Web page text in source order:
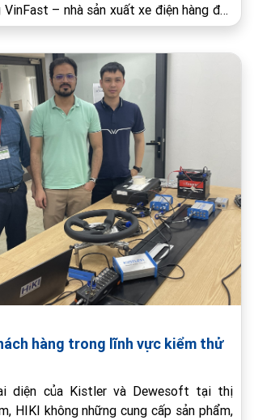
– nhà sản xuất xe điện hàng đầu
việc nâng cấp năng lực kiểm thử
hàng trong lĩnh vực kiểm thử
diện của Kistler và Dewesoft tại thị
HIKI không những cung cấp sản phẩm,